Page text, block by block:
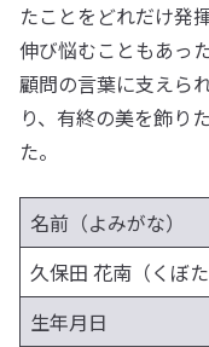
たことをどれだけ発
伸び悩むこともあっ
顧問の言葉に支えら
り、有終の美を飾り
た。
名前（よみがな）
久保田 花南（くぼた
生年月日